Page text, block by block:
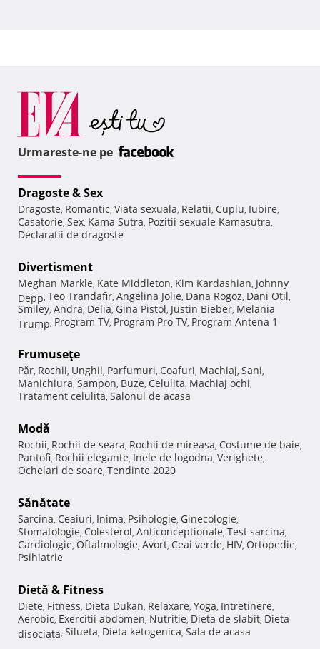
Urmareste-ne pe
Dragoste & Sex
Dragoste, Romantic, Viata sexuala, Relatii, Cuplu, Iubire,
Casatorie, Sex, Kama Sutra, Pozitii sexuale Kamasutra,
Declaratii de dragoste
Divertisment
Meghan Markle, Kate Middleton, Kim Kardashian, Johnny
Depp, Teo Trandafir, Angelina Jolie, Dana Rogoz, Dani Otil,
Smiley, Andra, Delia, Gina Pistol, Justin Bieber, Melania
Trump, Program TV, Program Pro TV, Program Antena 1
Frumuseţe
Păr, Rochii, Unghii, Parfumuri, Coafuri, Machiaj, Sani,
Manichiura, Sampon, Buze, Celulita, Machiaj ochi,
Tratament celulita, Salonul de acasa
Modă
Rochii, Rochii de seara, Rochii de mireasa, Costume de baie,
Pantofi, Rochii elegante, Inele de logodna, Verighete,
Ochelari de soare, Tendinte 2020
Sănătate
Sarcina, Ceaiuri, Inima, Psihologie, Ginecologie,
Stomatologie, Colesterol, Anticonceptionale, Test sarcina,
Cardiologie, Oftalmologie, Avort, Ceai verde, HIV, Ortopedie,
Psihiatrie
Dietă & Fitness
Diete, Fitness, Dieta Dukan, Relaxare, Yoga, Intretinere,
Aerobic, Exercitii abdomen, Nutritie, Dieta de slabit, Dieta
disociata, Silueta, Dieta ketogenica, Sala de acasa